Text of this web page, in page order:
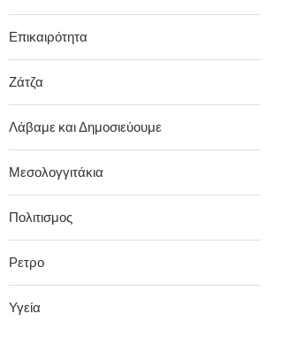
Επικαιρότητα
Ζάτζα
Λάβαμε και Δημοσιεύουμε
Μεσολογγιτάκια
Πολιτισμος
Ρετρο
Υγεία